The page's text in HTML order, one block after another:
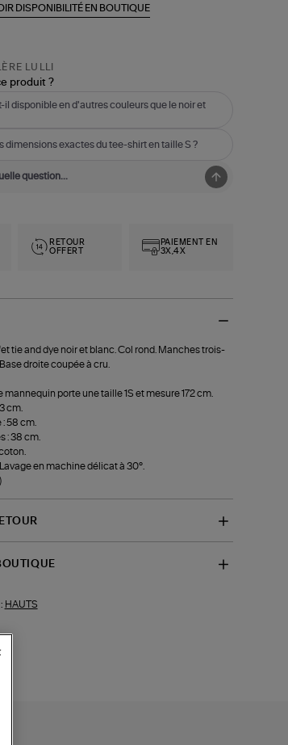
DISPONIBILITÉ EN BOUTIQUE
LULLI
produit ?
il disponible en d'autres couleurs que le noir et
dimensions exactes du tee-shirt en taille S ?
RETOUR
OFFERT
PAIEMENT EN
3X,4X
tie and dye noir et blanc. Col rond. Manches trois-
droite coupée à cru.
mannequin porte une taille 1S et mesure 172 cm.
cm.
58 cm.
: 38 cm.
Lavage en machine délicat à 30°.
HAUTS